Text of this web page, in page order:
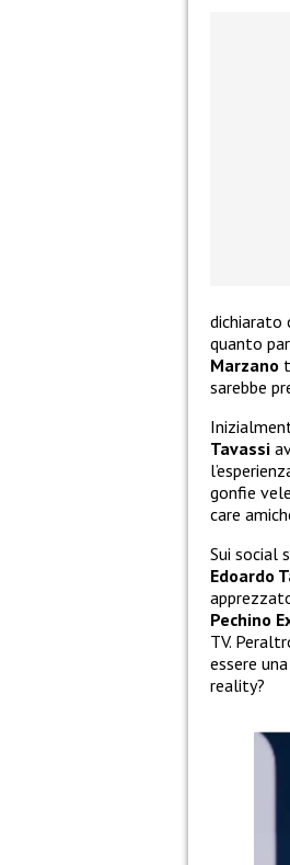
dichiarato
quanto
Marzano
sarebbe
Tavassi
gonfie
care
Sui social
Edoardo
Pechino
TV.
essere
reality?